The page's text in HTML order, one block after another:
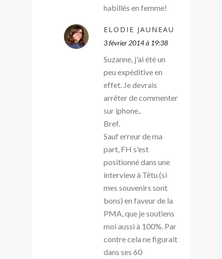
habillés en femme!
ELODIE JAUNEAU
3 février 2014 à 19:38
Suzanne, j'ai été un
peu expéditive en
effet. Je devrais
arrêter de commenter
sur iphone..
Bref.
Sauf erreur de ma
part, FH s'est
positionné dans une
interview à Têtu (si
mes souvenirs sont
bons) en faveur de la
PMA, que je soutiens
moi aussi à 100%. Par
contre cela ne figurait
dans ses 60